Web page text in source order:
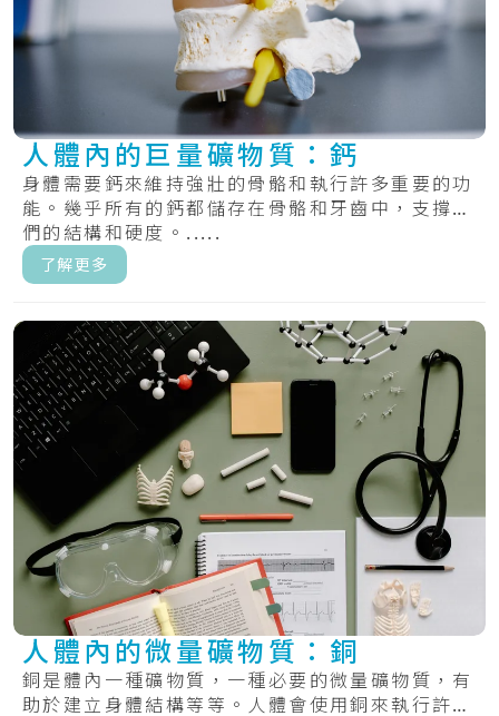
人體內的巨量礦物質：鈣
身體需要鈣來維持強壯的骨骼和執行許多重要的功
能。幾乎所有的鈣都儲存在骨骼和牙齒中，支撐它
們的結構和硬度。.....
了解更多
人體內的微量礦物質：銅
銅是體內一種礦物質，一種必要的微量礦物質，有
助於建立身體結構等等。人體會使用銅來執行許多